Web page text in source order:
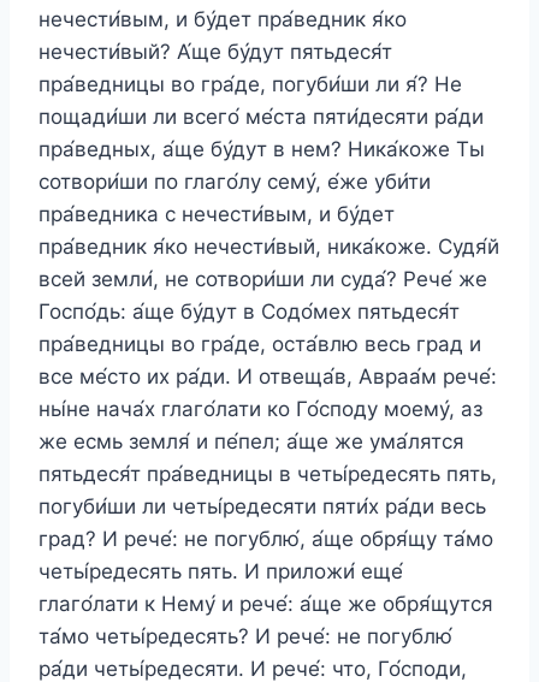
нечести́вым, и бу́дет пра́ведник я́ко
нечести́вый? А́ще бу́дут пятьдеся́т
пра́ведницы во гра́де, погуби́ши ли я́? Не
пощади́ши ли всего́ ме́ста пяти́десяти ра́ди
пра́ведных, а́ще бу́дут в нем? Ника́коже Ты
сотвори́ши по глаго́лу сему́, е́же уби́ти
пра́ведника с нечести́вым, и бу́дет
пра́ведник я́ко нечести́вый, ника́коже. Судя́й
всей земли́, не сотвори́ши ли суда́? Рече́ же
Госпо́дь: а́ще бу́дут в Содо́мех пятьдеся́т
пра́ведницы во гра́де, оста́влю весь град и
все ме́сто их ра́ди. И отвеща́в, Авраа́м рече́:
ны́не нача́х глаго́лати ко Го́споду моему́, аз
же есмь земля́ и пе́пел; а́ще же ума́лятся
пятьдеся́т пра́ведницы в четы́редесять пять,
погуби́ши ли четы́редесяти пяти́х ра́ди весь
град? И рече́: не погублю́, а́ще обря́щу та́мо
четы́редесять пять. И приложи́ еще́
глаго́лати к Нему́ и рече́: а́ще же обря́щутся
та́мо четы́редесять? И рече́: не погублю́
ра́ди четы́редесяти. И рече́: что, Го́споди,